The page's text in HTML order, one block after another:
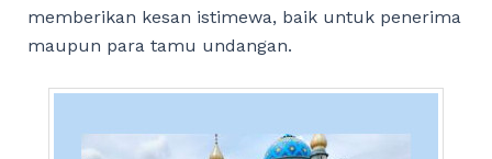
memberikan kesan istimewa, baik untuk penerima
maupun para tamu undangan.